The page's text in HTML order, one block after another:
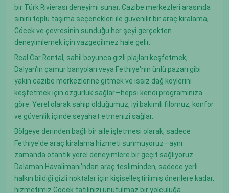
bir Türk Rivierası deneyimi sunar. Cazibe merkezleri arasında
sınırlı toplu taşıma seçenekleri ile güvenilir bir araç kiralama,
Göcek ve çevresinin sunduğu her şeyi gerçekten
deneyimlemek için vazgeçilmez hale gelir.
Real Car Rental, sahil boyunca gizli plajları keşfetmek,
Dalyan'ın çamur banyoları veya Fethiye'nin ünlü pazarı gibi
yakın cazibe merkezlerine gitmek ve ıssız dağ köylerini
keşfetmek için özgürlük sağlar—hepsi kendi programınıza
göre. Yerel olarak sahip olduğumuz, iyi bakımlı filomuz, konfor
ve güvenlik içinde seyahat etmenizi sağlar.
Bölgeye derinden bağlı bir aile işletmesi olarak, sadece
Fethiye'de araç kiralama hizmeti sunmuyoruz—aynı
zamanda otantik yerel deneyimlere bir geçit sağlıyoruz.
Dalaman Havalimanı'ndan araç tesliminden, sadece yerli
halkın bildiği gizli noktalar için kişiselleştirilmiş önerilere kadar,
hizmetimiz Göcek tatilinizi unutulmaz bir yolculuğa